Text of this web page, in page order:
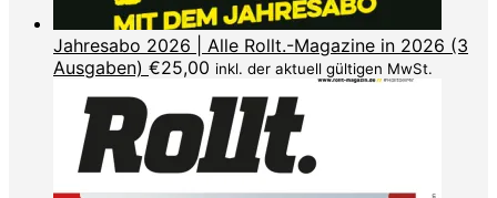
Jahresabo 2026 | Alle Rollt.-Magazine in 2026 (3
Ausgaben) €25,00 inkl. der aktuell gültigen MwSt.